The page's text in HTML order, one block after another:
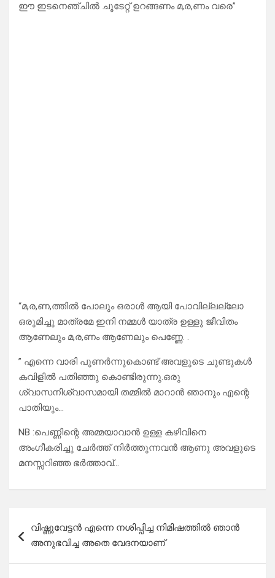
ഈ ഇടനെഞ്ചിൽ ചൂടേറ്റ് ഉറങ്ങണം മ,ര,ണം വരെ”
“മ,ര,ണ,ത്തിൽ പോലും ഒരാൾ ആയി പോവില്ലല്ലോ
ഒരുമിച്ചു മാത്രമേ ഇനി നമ്മൾ യാത്ര ഉള്ളു ജീവിതം
ആണേലും മ,ര,ണം ആണേലും പെണ്ണേ. .
” എന്നെ വാരി പുണർന്നുകൊണ്ട് അവളുടെ ചുണ്ടുകൾ
കവിളിൽ പതിഞ്ഞു കൊണ്ടിരുന്നു.ഒരു
ശ്വാസനിശ്വാസമായി തമ്മിൽ മാറാൻ ഞാനും എന്റെ
പാതിയും…
NB :പെണ്ണിന്റെ അമ്മയാവാൻ ഉള്ള കഴിവിനെ
അംഗീകരിച്ചു ചേർത്ത് നിർത്തുന്നവൻ ആണു അവളുടെ
മനസ്സറിഞ്ഞ ഭർത്താവ്…
navigation
വിഷ്ണുവേട്ടൻ എന്നെ നശിപ്പിച്ച നിമിഷത്തിൽ ഞാൻ
അനുഭവിച്ച അതെ വേദനയാണ്